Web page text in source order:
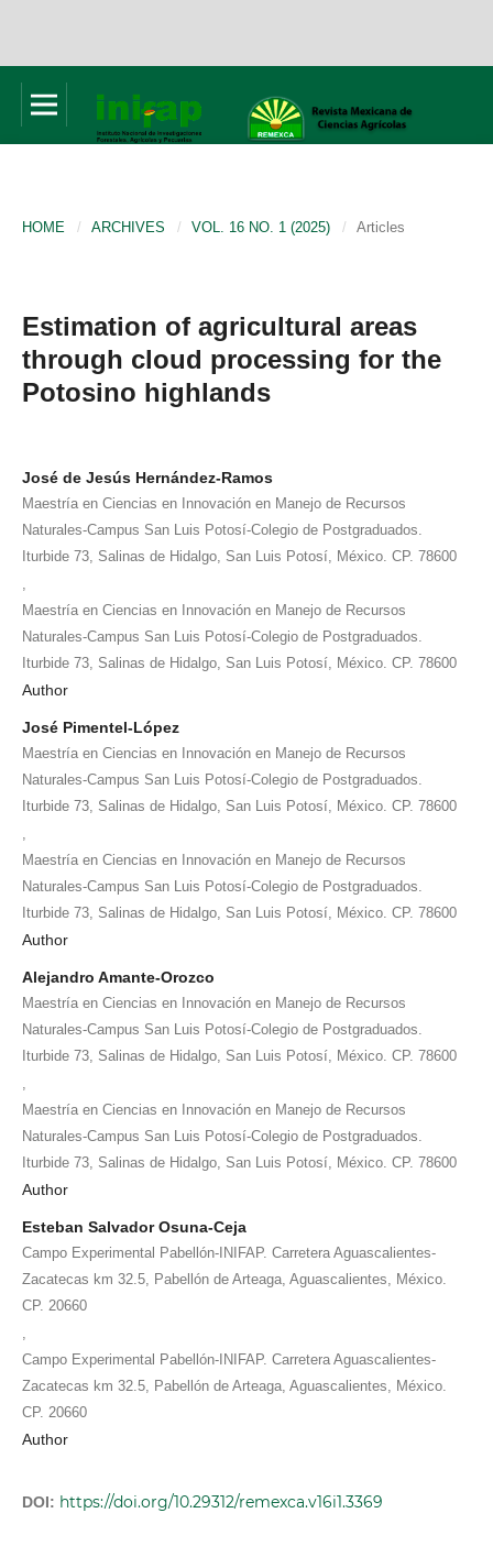
HOME / ARCHIVES / VOL. 16 NO. 1 (2025) / Articles
Estimation of agricultural areas
through cloud processing for the
Potosino highlands
José de Jesús Hernández-Ramos
Maestría en Ciencias en Innovación en Manejo de Recursos
Naturales-Campus San Luis Potosí-Colegio de Postgraduados.
Iturbide 73, Salinas de Hidalgo, San Luis Potosí, México. CP. 78600
Maestría en Ciencias en Innovación en Manejo de Recursos
Naturales-Campus San Luis Potosí-Colegio de Postgraduados.
Iturbide 73, Salinas de Hidalgo, San Luis Potosí, México. CP. 78600
Author
José Pimentel-López
Maestría en Ciencias en Innovación en Manejo de Recursos
Naturales-Campus San Luis Potosí-Colegio de Postgraduados.
Iturbide 73, Salinas de Hidalgo, San Luis Potosí, México. CP. 78600
Maestría en Ciencias en Innovación en Manejo de Recursos
Naturales-Campus San Luis Potosí-Colegio de Postgraduados.
Iturbide 73, Salinas de Hidalgo, San Luis Potosí, México. CP. 78600
Author
Alejandro Amante-Orozco
Maestría en Ciencias en Innovación en Manejo de Recursos
Naturales-Campus San Luis Potosí-Colegio de Postgraduados.
Iturbide 73, Salinas de Hidalgo, San Luis Potosí, México. CP. 78600
Maestría en Ciencias en Innovación en Manejo de Recursos
Naturales-Campus San Luis Potosí-Colegio de Postgraduados.
Iturbide 73, Salinas de Hidalgo, San Luis Potosí, México. CP. 78600
Author
Esteban Salvador Osuna-Ceja
Campo Experimental Pabellón-INIFAP. Carretera Aguascalientes-
Zacatecas km 32.5, Pabellón de Arteaga, Aguascalientes, México.
CP. 20660
Campo Experimental Pabellón-INIFAP. Carretera Aguascalientes-
Zacatecas km 32.5, Pabellón de Arteaga, Aguascalientes, México.
CP. 20660
Author
DOI: https://doi.org/10.29312/remexca.v16i1.3369